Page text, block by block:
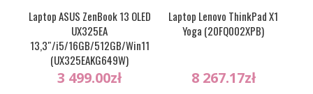
Laptop ASUS ZenBook 13 OLED
UX325EA
13,3″/i5/16GB/512GB/Win11
(UX325EAKG649W)
3 499.00zł
Laptop Lenovo ThinkPad X1
Yoga (20FQ002XPB)
8 267.17zł